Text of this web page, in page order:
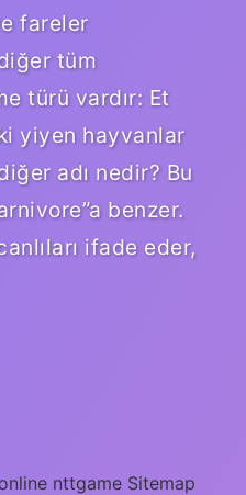
fareler
tüm
türü vardır: Et
yiyen hayvanlar
adı nedir? Bu
benzer.
ifade eder,
nttgame Sitemap